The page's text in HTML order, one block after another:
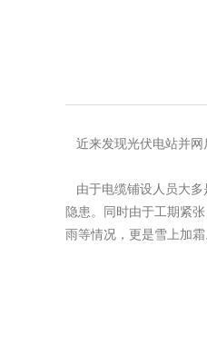
近来发现光伏电站并网
由于电缆铺设人员大多
隐患。同时由于工期紧
雨等情况，更是雪上加